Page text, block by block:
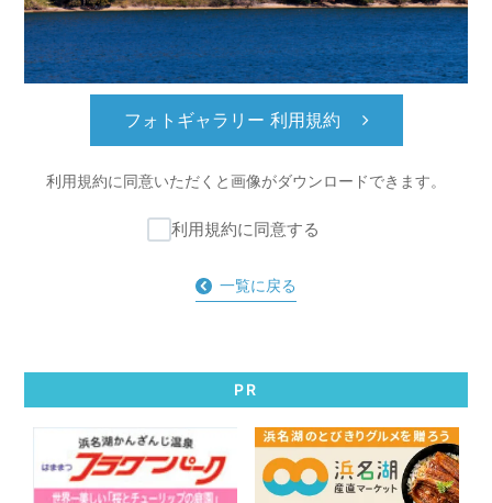
フォトギャラリー 利用規約
利用規約に同意いただくと画像がダウンロードできます。
利用規約に同意する
一覧に戻る
PR